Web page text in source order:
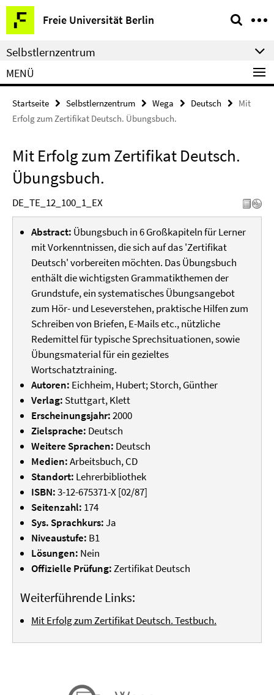
Springe
direkt
zu
Inhalt
Freie Universität Berlin
Service-
Navigation
Selbstlernzentrum
MENÜ
Startseite Selbstlernzentrum Wega Deutsch
Mit
Erfolg zum Zertifikat Deutsch. Übungsbuch.
Mit Erfolg zum Zertifikat Deutsch.
Übungsbuch.
DE_TE_12_100_1_EX
Abstract: Übungsbuch in 6 Großkapiteln für Lerner
mit Vorkenntnissen, die sich auf das 'Zertifikat
Deutsch' vorbereiten möchten. Das Übungsbuch
enthält die wichtigsten Grammatikthemen der
Grundstufe, ein systematisches Übungsangebot
zum Hör- und Leseverstehen, praktische Hilfen zum
Schreiben von Briefen, E-Mails etc., nützliche
Redemittel für typische Sprechsituationen, sowie
Übungsmaterial für ein gezieltes
Wortschatztraining.
Autoren: Eichheim, Hubert; Storch, Günther
Verlag: Stuttgart, Klett
Erscheinungsjahr:2000
Zielsprache: Deutsch
Weitere Sprachen: Deutsch
Medien:Arbeitsbuch, CD
Standort: Lehrerbibliothek
ISBN:3-12-675371-X [02/87]
Seitenzahl: 174
Sys. Sprachkurs:Ja
Niveaustufe: B1
Lösungen: Nein
Offizielle Prüfung:Zertifikat Deutsch
Weiterführende Links:
Mit Erfolg zum Zertifikat Deutsch. Testbuch.